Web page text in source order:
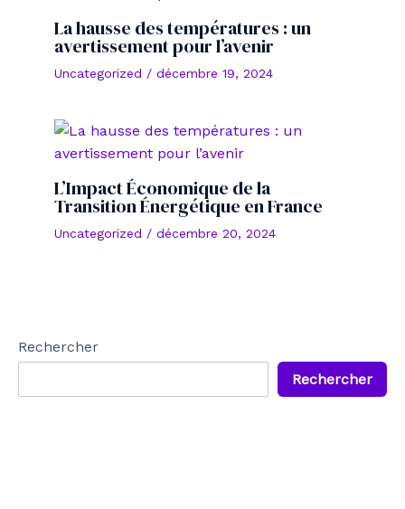
La hausse des températures : un
avertissement pour l’avenir
Uncategorized / décembre 19, 2024
L’Impact Économique de la
Transition Énergétique en France
Uncategorized / décembre 20, 2024
Rechercher
Rechercher